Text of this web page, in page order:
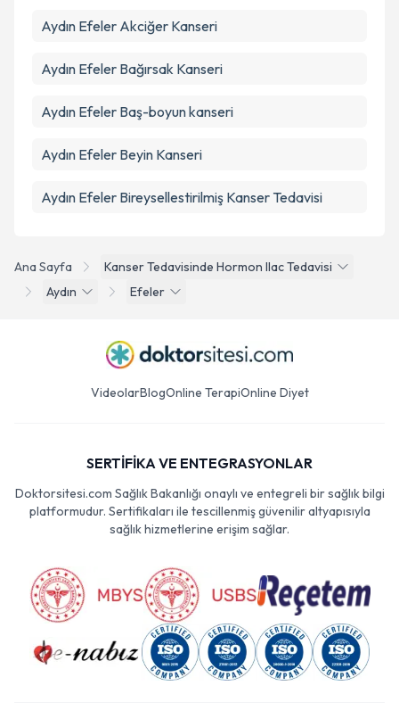
Ana Sayfa
Kanser Tedavisinde Hormon Ilac Tedavisi
Aydın
Efeler
Aydın Efeler Akciğer Kanseri
Aydın Efeler Bağırsak Kanseri
Aydın Efeler Baş-boyun kanseri
Aydın Efeler Beyin Kanseri
Aydın Efeler Bireysellestirilmiş Kanser Tedavisi
VideolarBlogOnline TerapiOnline Diyet
SERTİFİKA VE ENTEGRASYONLAR
Doktorsitesi.com Sağlık Bakanlığı onaylı ve entegreli bir sağlık bilgi
platformudur. Sertifikaları ile tescillenmiş güvenilir altyapısıyla
sağlık hizmetlerine erişim sağlar.